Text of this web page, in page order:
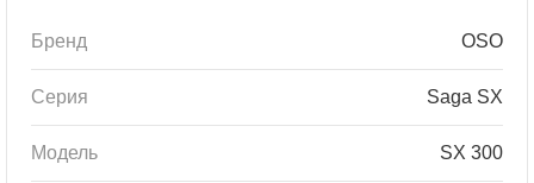
Бренд OSO
Серия Saga SX
Модель SX 300